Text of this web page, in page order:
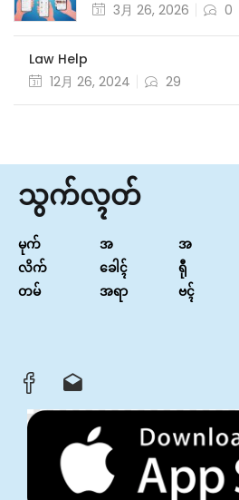
3月 26, 2026
0
Law Help
12月 26, 2024
29
သွက်လ္ၚတ်
မုက်
လိက်
တမ်
အ
ခေါၚ်
အရာ
အ
ရီု
ဗၚ်